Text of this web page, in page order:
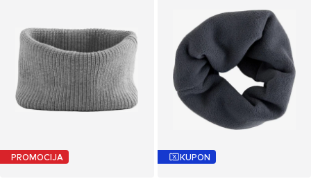
PROMOCIJA KUPON